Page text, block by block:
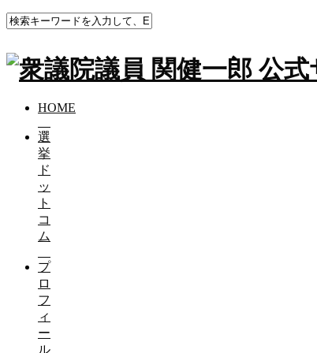
HOME
選
挙
ド
ッ
ト
コ
ム
プ
ロ
フ
ィ
ー
ル
HOME
僕が出演させていただ
僕が出演させていただいたみのもんた
2018-07-19
僕が出演させていただいたみのもんたさんの討論番組
下のリンクから無料で視聴いただきます😊
国会改革、文科省の汚職、天下の悪法「参院議席６増
与野党を越えて、１年生の改革への思いは、共通する
https://gxyt4.app.goo.gl/MABCs